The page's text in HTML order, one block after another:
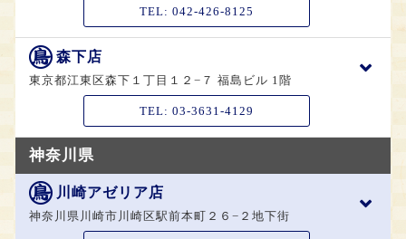
TEL: 042-426-8125
森下店
東京都江東区森下１丁目１２−７ 福島ビル 1階
TEL: 03-3631-4129
神奈川県
川崎アゼリア店
神奈川県川崎市川崎区駅前本町２６−２地下街